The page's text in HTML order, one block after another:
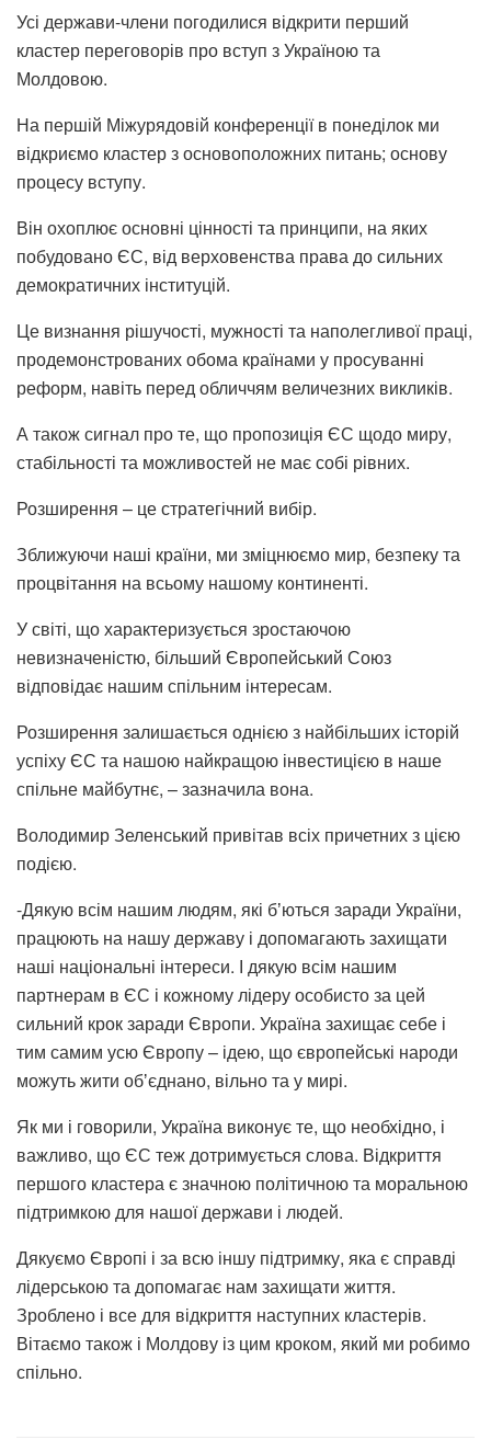
Усі держави-члени погодилися відкрити перший
кластер переговорів про вступ з Україною та
Молдовою.
На першій Міжурядовій конференції в понеділок ми
відкриємо кластер з основоположних питань; основу
процесу вступу.
Він охоплює основні цінності та принципи, на яких
побудовано ЄС, від верховенства права до сильних
демократичних інституцій.
Це визнання рішучості, мужності та наполегливої ​​праці,
продемонстрованих обома країнами у просуванні
реформ, навіть перед обличчям величезних викликів.
А також сигнал про те, що пропозиція ЄС щодо миру,
стабільності та можливостей не має собі рівних.
Розширення – це стратегічний вибір.
Зближуючи наші країни, ми зміцнюємо мир, безпеку та
процвітання на всьому нашому континенті.
У світі, що характеризується зростаючою
невизначеністю, більший Європейський Союз
відповідає нашим спільним інтересам.
Розширення залишається однією з найбільших історій
успіху ЄС та нашою найкращою інвестицією в наше
спільне майбутнє, – зазначила вона.
Володимир Зеленський привітав всіх причетних з цією
подією.
-Дякую всім нашим людям, які бʼються заради України,
працюють на нашу державу і допомагають захищати
наші національні інтереси. І дякую всім нашим
партнерам в ЄС і кожному лідеру особисто за цей
сильний крок заради Європи. Україна захищає себе і
тим самим усю Європу – ідею, що європейські народи
можуть жити обʼєднано, вільно та у мирі.
Як ми і говорили, Україна виконує те, що необхідно, і
важливо, що ЄС теж дотримується слова. Відкриття
першого кластера є значною політичною та моральною
підтримкою для нашої держави і людей.
Дякуємо Європі і за всю іншу підтримку, яка є справді
лідерською та допомагає нам захищати життя.
Зроблено і все для відкриття наступних кластерів.
Вітаємо також і Молдову із цим кроком, який ми робимо
спільно.